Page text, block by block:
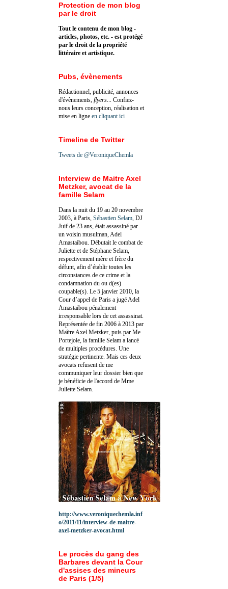
Protection de mon blog
par le droit
Tout le contenu de mon blog -
articles, photos, etc. - est protégé
par le droit de la propriété
littéraire et artistique.
Pubs, évènements
Rédactionnel, publicité, annonces
d'évènements, flyers ... Confiez-
nous leurs conception, réalisation et
mise en ligne en cliquant ici
Timeline de Twitter
Tweets de @VeroniqueChemla
Interview de Maitre Axel
Metzker, avocat de la
famille Selam
Dans la nuit du 19 au 20 novembre
2003, à Paris, Sébastien Selam , DJ
Juif de 23 ans, était assassiné par
un voisin musulman, Adel
Amastaibou. Débutait le combat de
Juliette et de Stéphane Selam,
respectivement mère et frère du
défunt, afin d’établir toutes les
circonstances de ce crime et la
condamnation du ou d(es)
coupable(s). Le 5 janvier 2010, la
Cour d’appel de Paris a jugé Adel
Amastaibou pénalement
irresponsable lors de cet assassinat.
Représentée de fin 2006 à 2013 par
Maître Axel Metzker, puis par Me
Portejoie, la famille Selam a lancé
de multiples procédures. Une
stratégie pertinente. Mais ces deux
avocats refusent de me
communiquer leur dossier bien que
je bénéficie de l'accord de Mme
Juliette Selam.
http://www.veroniquechemla.inf
o/2011/11/interview-de-maitre-
axel-metzker-avocat.html
Le procès du gang des
Barbares devant la Cour
d'assises des mineurs
de Paris (1/5)